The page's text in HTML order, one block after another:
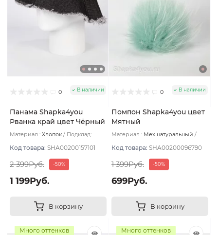
0 В наличии
Панама Shapka4you
Рванка край цвет Чёрный
Материал : Хлопок
Подклад:
Код товара: SHA00200157101
2 399Руб. -50%
1 199Руб.
В корзину
0 В наличии
Помпон Shapka4you цвет
Мятный
Материал : Мех натуральный
Код товара: SHA00200096790
1 399Руб. -50%
699Руб.
В корзину
Много оттенков
Много оттенков